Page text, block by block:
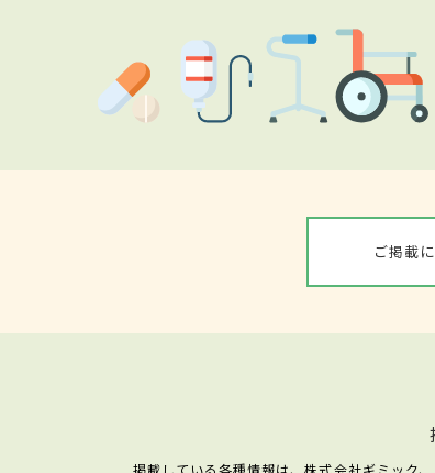
ご掲載
掲載している各種情報は、株式会社ギミック